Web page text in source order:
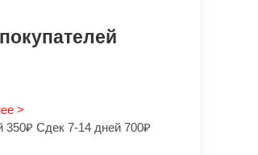
>
350₽ Сдек 7-14 дней 700₽